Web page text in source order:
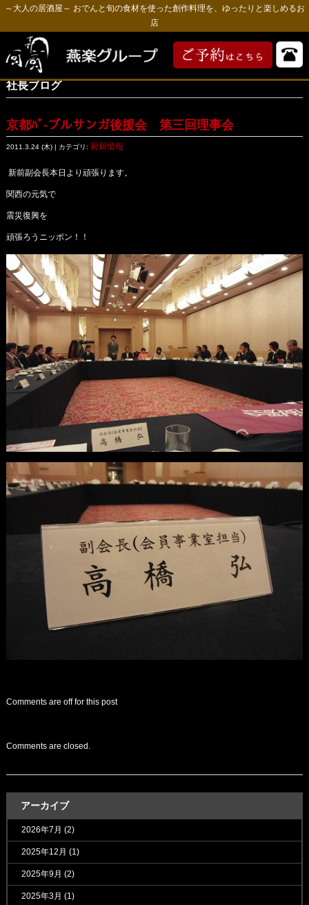
～大人の居酒屋～ おでんと旬の食材を使った創作料理を、ゆったりと楽しめるお
店
社長ブログ
京都ﾊﾟ-プルサンガ後援会 第三回理事会
2011.3.24 (木) | カテゴリ: 厨厨情報
新前副会長本日より頑張ります。
関西の元気で
震災復興を
頑張ろうニッポン！！
Comments are off for this post
Comments are closed.
アーカイブ
2026年7月 (2)
2025年12月 (1)
2025年9月 (2)
2025年3月 (1)